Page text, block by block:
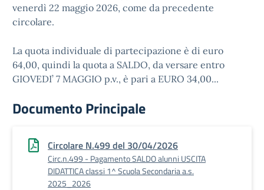
venerdì 22 maggio 2026, come da precedente
circolare.
La quota individuale di partecipazione è di euro
64,00, quindi la quota a SALDO, da versare entro
GIOVEDI’ 7 MAGGIO p.v., è pari a EURO 34,00...
Documento Principale
Circolare N.499 del 30/04/2026
Circ.n.499 - Pagamento SALDO alunni USCITA
DIDATTICA classi 1^ Scuola Secondaria a.s.
2025_2026